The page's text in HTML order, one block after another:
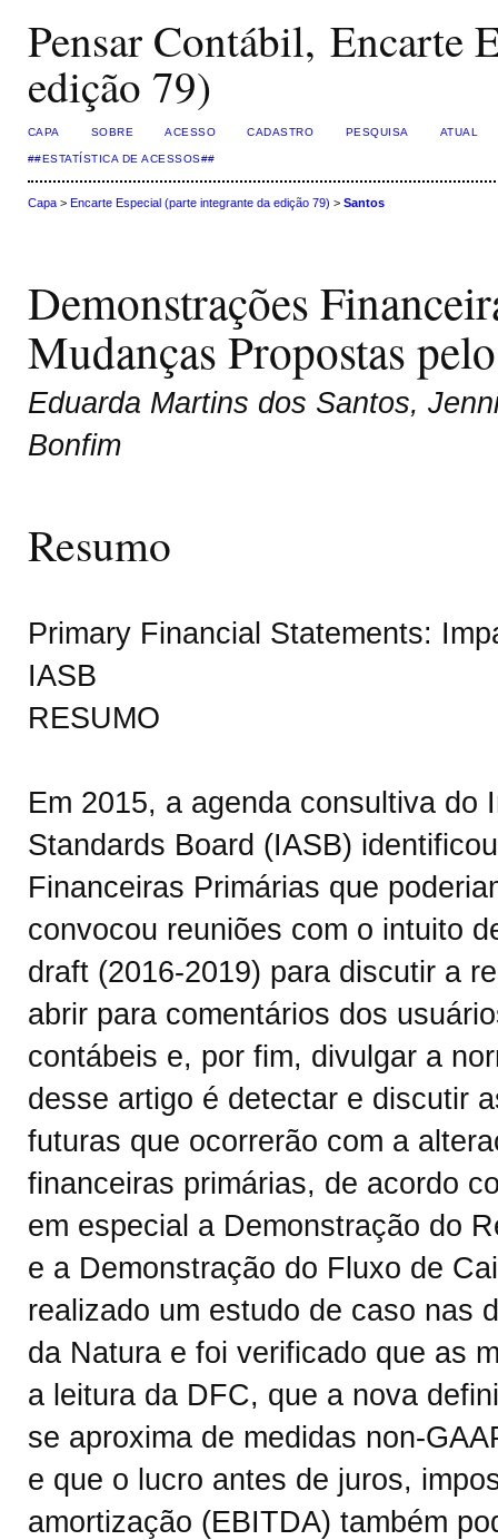
Pensar Contábil, Encarte
edição 79)
CAPA SOBRE ACESSO CADASTRO PESQUISA ATUAL
##ESTATÍSTICA DE ACESSOS##
Capa> Encarte Especial (parte integrante da edição 79) > Santos
Demonstrações
Mudanças Propostas
Eduarda Martins dos Santos,
Bonfim
Resumo
Primary Financial Statements:
IASB
RESUMO
Em 2015, a agenda consultiva do
Standards Board (IASB)
Financeiras Primárias que
convocou reuniões com o intuito
draft (2016-2019) para discutir a
abrir para comentários dos
contábeis e, por fim, divulgar a
desse artigo é detectar e discutir
futuras que ocorrerão com a
financeiras primárias, de acordo
em especial a Demonstração do
e a Demonstração do Fluxo de
realizado um estudo de caso nas
da Natura e foi verificado que as
a leitura da DFC, que a nova
se aproxima de medidas non-
e que o lucro antes de juros,
amortização (EBITDA) também